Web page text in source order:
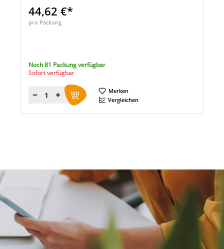
44,62 €*
pro Packung
Noch 81 Packung verfügbar
Sofort verfügbar
Menge
Merken
Vergleichen